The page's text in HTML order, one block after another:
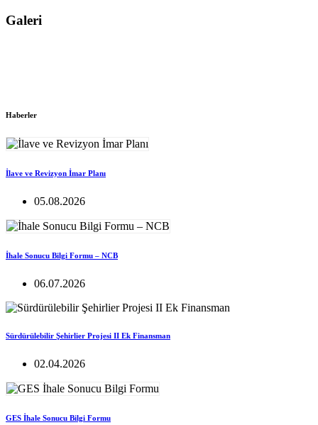
Galeri
Haberler
İlave ve Revizyon İmar Planı
05.08.2026
İhale Sonucu Bilgi Formu – NCB
06.07.2026
Sürdürülebilir Şehirlier Projesi II Ek Finansman
02.04.2026
GES İhale Sonucu Bilgi Formu